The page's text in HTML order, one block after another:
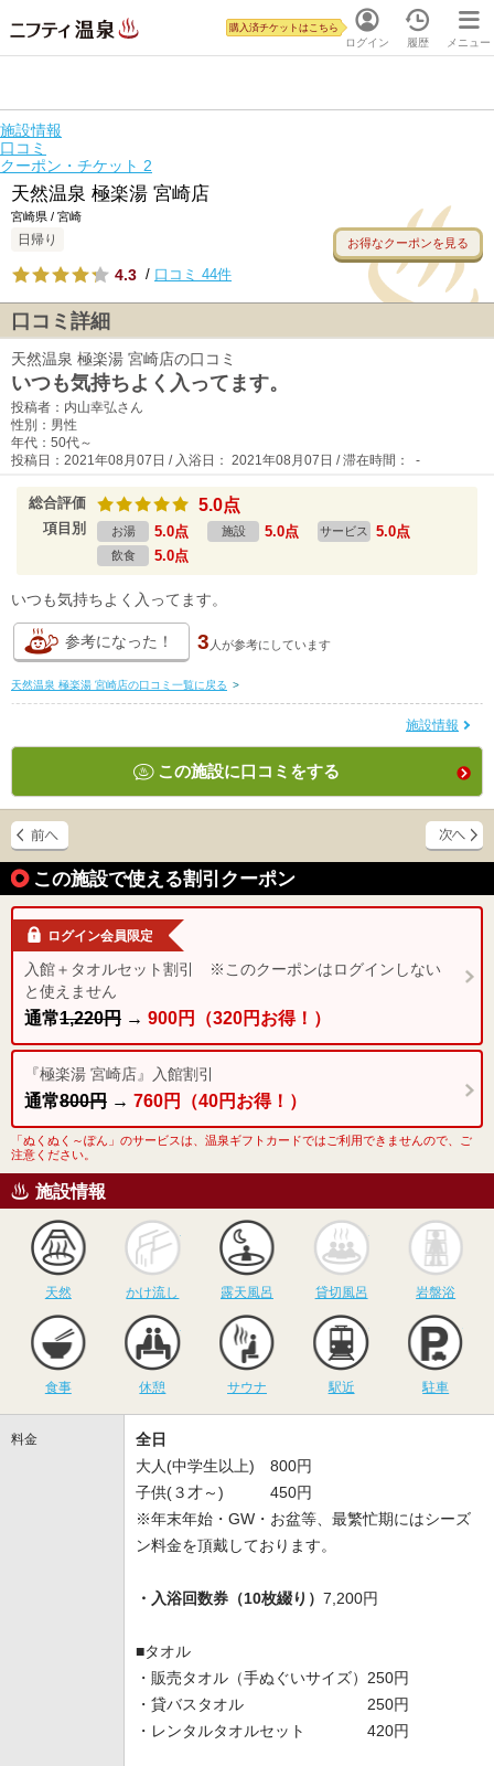
ログイン
購入済チケットはこちら
履歴 メニュー
施設情報
口コミ
クーポン・チケット 2
天然温泉 極楽湯 宮崎店
宮崎県 / 宮崎
日帰り お得なクーポンを見る
4.3 / 口コミ 44件
口コミ詳細
天然温泉 極楽湯 宮崎店の口コミ
いつも気持ちよく入ってます。
投稿者：内山幸弘さん
性別：男性
年代：50代～
投稿日：2021年08月07日 / 入浴日： 2021年08月07日 / 滞在時間： -
総合評価 5.0点
項目別 お湯 5.0点 施設 5.0点 サービス 5.0点
飲食 5.0点
いつも気持ちよく入ってます。
参考になった！ 3 人が参考にしています
天然温泉 極楽湯 宮崎店の口コミ一覧に戻る >
施設情報
この施設に口コミをする
この施設で使える割引クーポン
ログイン会員限定
入館＋タオルセット割引 ※このクーポンはログインしない
と使えません
通常1,220円 → 900円（320円お得！）
『極楽湯 宮崎店』入館割引
通常800円 → 760円（40円お得！）
「ぬくぬく～ぽん」のサービスは、温泉ギフトカードではご利用できませんので、ご
注意ください。
施設情報
天然
かけ流し
かけ流し
露天風呂
露天風呂
貸切風呂
貸切風呂 岩盤浴
食事 休憩
サウナ
サウナ 駅近 駐車
料金
全日
大人(中学生以上) 800円
子供(３才～) 450円
※年末年始・GW・お盆等、最繁忙期にはシーズ
ン料金を頂戴しております。
・入浴回数券（10枚綴り） 7,200円
■タオル
・販売タオル（手ぬぐいサイズ）250円
・貸バスタオル 250円
・レンタルタオルセット 420円